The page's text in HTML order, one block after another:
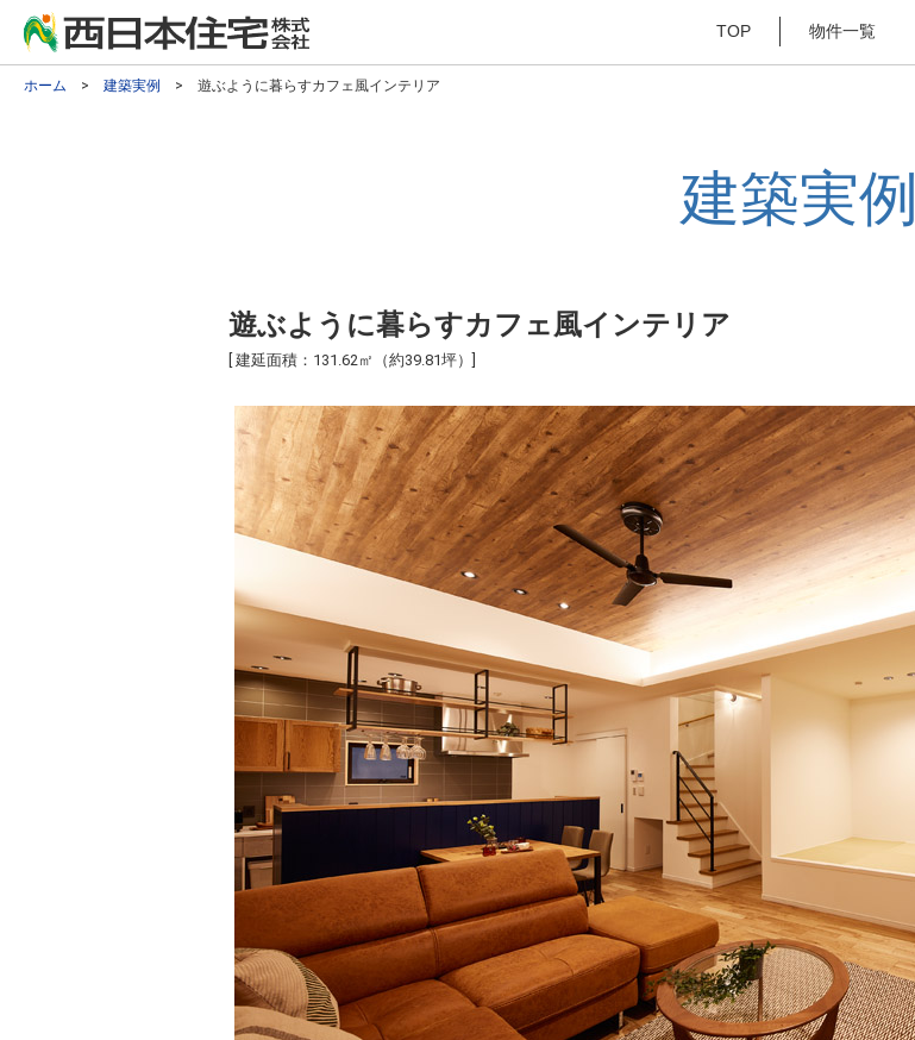
物件一覧
TOP
ホーム > 建築実例 > 遊ぶように暮らすカフェ風インテリア
建築実例
遊ぶように暮らすカフェ風インテリア
[ 建延面積：131.62㎡（約39.81坪）]